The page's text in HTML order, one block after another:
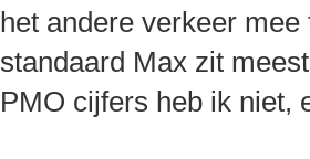
het andere verkeer
standaard Max zit
PMO cijfers heb ik niet,